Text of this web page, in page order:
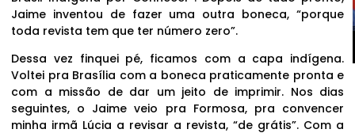
Jaime inventou de fazer uma outra boneca, “porque
toda revista tem que ter número zero”.
Dessa vez finquei pé, ficamos com a capa indígena.
Voltei pra Brasília com a boneca praticamente pronta e
com a missão de dar um jeito de imprimir. Nos dias
seguintes, o Jaime veio pra Formosa, pra convencer
minha irmã Lúcia a revisar a revista, “de grátis”. Com a